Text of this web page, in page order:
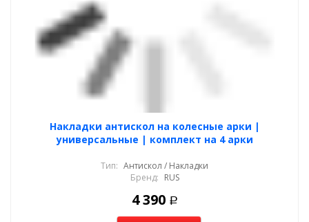
Накладки антискол на колесные арки |
универсальные | комплект на 4 арки
Тип: Антискол / Накладки
Бренд: RUS
4 390 Р